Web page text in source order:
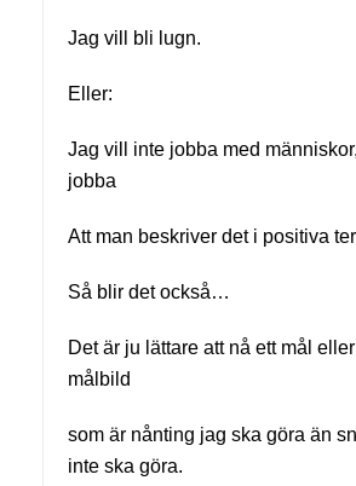
Jag vill bli lugn.
Eller:
Jag vill inte jobba med
jobba
Att man beskriver det i positiva
Så blir det också…
Det är ju lättare att nå ett mål
målbild
som är nånting jag ska göra än
inte ska göra.